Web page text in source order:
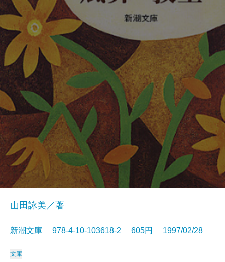
山田詠美／著
新潮文庫 978-4-10-103618-2 605円 1997/02/28
文庫